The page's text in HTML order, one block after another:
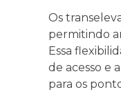
Os
permitindo
Essa
de acesso e
para os